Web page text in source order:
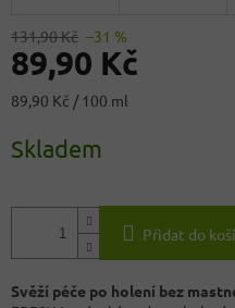
131,90 Kč –31 %
89,90 Kč
Měrná
89,90 Kč / 100 ml
Skladem
Přidat do
Svěží péče po holení bez